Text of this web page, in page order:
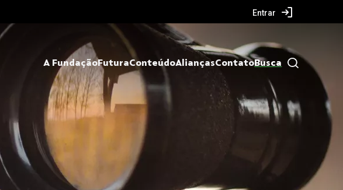
Entrar
A FundaçãoFuturaConteúdoAliançasContatoBusca